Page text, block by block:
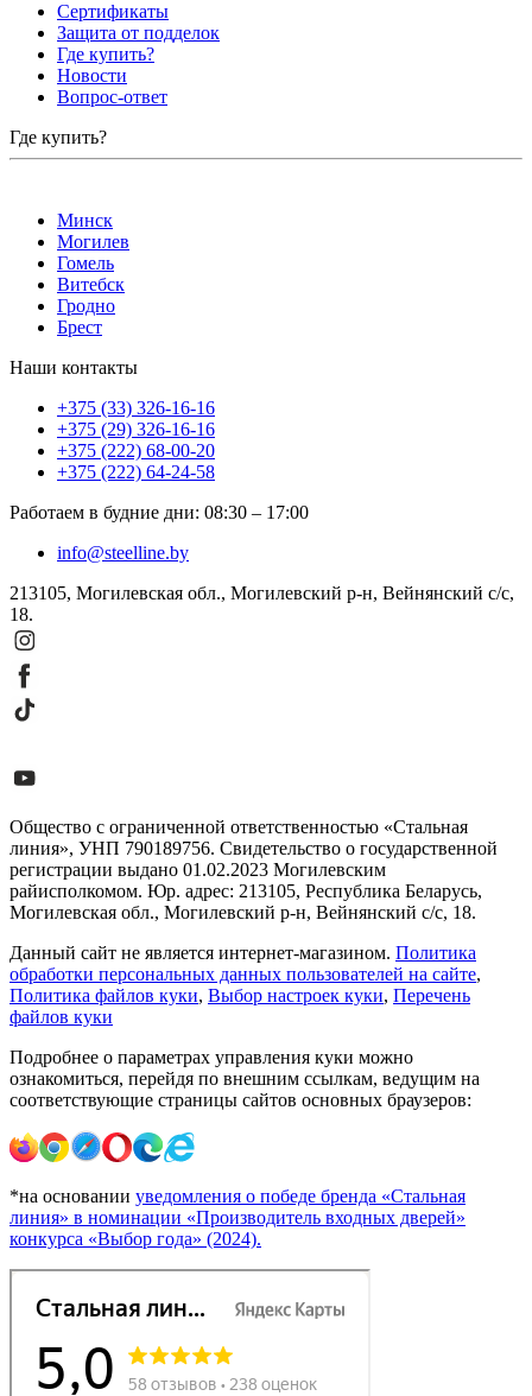
Сертификаты
Защита от подделок
Где купить?
Новости
Вопрос-ответ
Где купить?
Минск
Могилев
Гомель
Витебск
Гродно
Брест
Наши контакты
+375 (33) 326-16-16
+375 (29) 326-16-16
+375 (222) 68-00-20
+375 (222) 64-24-58
Работаем в будние дни: 08:30 – 17:00
info@steelline.by
213105, Могилевская обл., Могилевский р-н, Вейнянский с/с,
18.
Общество с ограниченной ответственностью «Стальная
линия», УНП 790189756. Свидетельство о государственной
регистрации выдано 01.02.2023 Могилевским
райисполкомом. Юр. адрес: 213105, Республика Беларусь,
Могилевская обл., Могилевский р-н, Вейнянский с/с, 18.
Данный сайт не является интернет-магазином. Политика
обработки персональных данных пользователей на сайте,
Политика файлов куки, Выбор настроек куки, Перечень
файлов куки
Подробнее о параметрах управления куки можно
ознакомиться, перейдя по внешним ссылкам, ведущим на
соответствующие страницы сайтов основных браузеров:
*на основании уведомления о победе бренда «Стальная
линия» в номинации «Производитель входных дверей»
конкурса «Выбор года» (2024).